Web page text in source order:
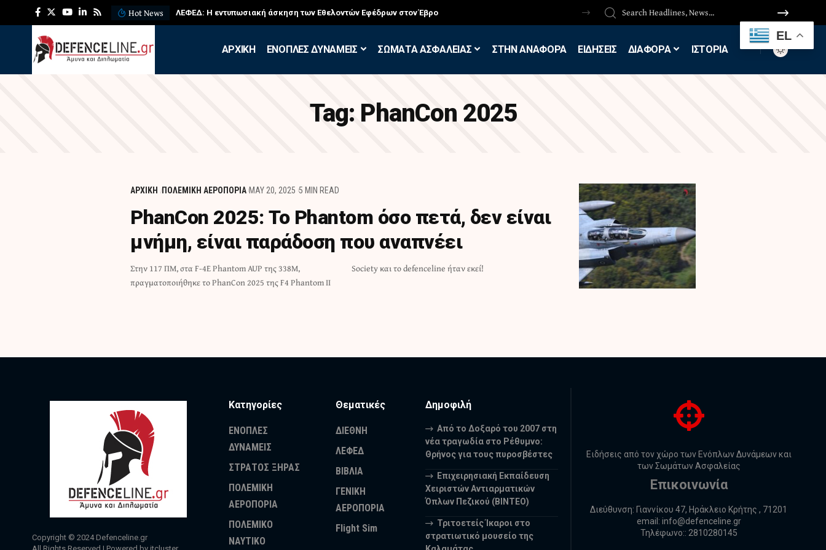
Hot News ΛΕΦΕΔ: Η εντυπωσιακή άσκηση των Εθελοντών Εφέδρων στον Έβρο
APXIKH ΕΝΟΠΛΕΣ ΔΥΝΑΜΕΙΣ ΣΩΜΑΤΑ ΑΣΦΑΛΕΙΑΣ ΣΤΗΝ ΑΝΑΦΟΡΑ ΕΙΔΗΣΕΙΣ ΔΙΑΦΟΡΑ ΙΣΤΟΡΙΑ
Tag: PhanCon 2025
ΑΡΧΙΚΗ ΠΟΛΕΜΙΚΗ ΑΕΡΟΠΟΡΙΑ MAY 20, 2025 5 MIN READ
PhanCon 2025: Το Phantom όσο πετά, δεν είναι
μνήμη, είναι παράδοση που αναπνέει
Στην 117 ΠΜ, στα F-4Ε Phantom AUP της 338M,
πραγματοποιήθηκε το PhanCon 2025 της F4 Phantom II
Society και το defenceline ήταν εκεί!
Copyright © 2024 Defenceline.gr
Κατηγορίες
ΕΝΟΠΛΕΣ
ΔΥΝΑΜΕΙΣ
ΣΤΡΑΤΟΣ ΞΗΡΑΣ
ΠΟΛΕΜΙΚΗ
ΑΕΡΟΠΟΡΙΑ
ΠΟΛΕΜΙΚΟ
ΝΑΥΤΙΚΟ
Θεματικές
ΔΙΕΘΝΗ
ΛΕΦΕΔ
ΒΙΒΛΙΑ
ΓΕΝΙΚΗ
ΑΕΡΟΠΟΡΙΑ
Flight Sim
Δημοφιλή
Από το Δοξαρό του 2007 στη
νέα τραγωδία στο Ρέθυμνο:
Θρήνος για τους πυροσβέστες
Επιχειρησιακή Εκπαίδευση
Χειριστών Αντιαρματικών
Όπλων Πεζικού (ΒΙΝΤΕΟ)
Τριτοετείς Ίκαροι στο
στρατιωτικό μουσείο της
Ειδήσεις από τον χώρο των Ενόπλων Δυνάμεων και
των Σωμάτων Ασφαλείας
Επικοινωνία
Διεύθυνση: Γιαννίκου 47, Ηράκλειο Κρήτης , 71201
email: info@defenceline.gr
Τηλέφωνο:: 2810280145
EL